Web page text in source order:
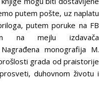
putem pošte, uz naplatu
putem poruke na FB
na mejlu izdavača
monografija M.
grada od praistorije
duhovnom životu i